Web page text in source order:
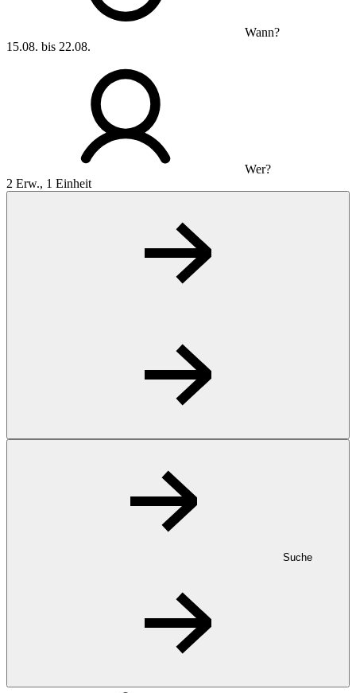
Wann?
15.08. bis 22.08.
Wer?
2 Erw., 1 Einheit
Suche